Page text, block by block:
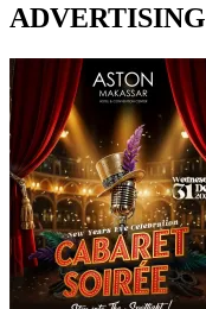
ADVERTISING